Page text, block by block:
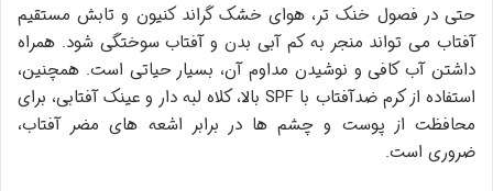
حتی در فصول خنک تر، هوای خشک گراند کنیون و تابش مستقیم
آفتاب می تواند منجر به کم آبی بدن و آفتاب سوختگی شود. همراه
داشتن آب کافی و نوشیدن مداوم آن، بسیار حیاتی است. همچنین،
استفاده از کرم ضدآفتاب با SPF بالا، کلاه لبه دار و عینک آفتابی، برای
محافظت از پوست و چشم ها در برابر اشعه های مضر آفتاب،
ضروری است.